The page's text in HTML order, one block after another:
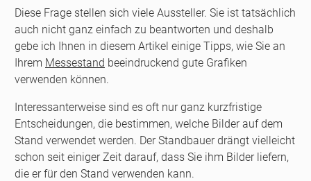
Diese Frage stellen sich viele Aussteller. Sie ist tatsächlich
auch nicht ganz einfach zu beantworten und deshalb
gebe ich Ihnen in diesem Artikel einige Tipps, wie Sie an
Ihrem Messestand beeindruckend gute Grafiken
verwenden können.
Interessanterweise sind es oft nur ganz kurzfristige
Entscheidungen, die bestimmen, welche Bilder auf dem
Stand verwendet werden. Der Standbauer drängt vielleicht
schon seit einiger Zeit darauf, dass Sie ihm Bilder liefern,
die er für den Stand verwenden kann.